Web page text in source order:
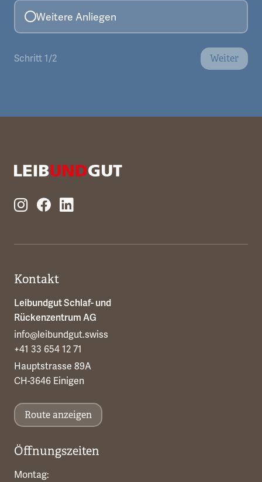
Weitere Anliegen
Schritt 1/2 Weiter
Kontakt
Leibundgut Schlaf- und
Rückenzentrum AG
info@leibundgut.swiss
+41 33 654 12 71
Hauptstrasse 89A
CH-3646 Einigen
Route anzeigen
Öffnungszeiten
Montag: